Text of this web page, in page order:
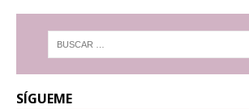
SÍGUEME